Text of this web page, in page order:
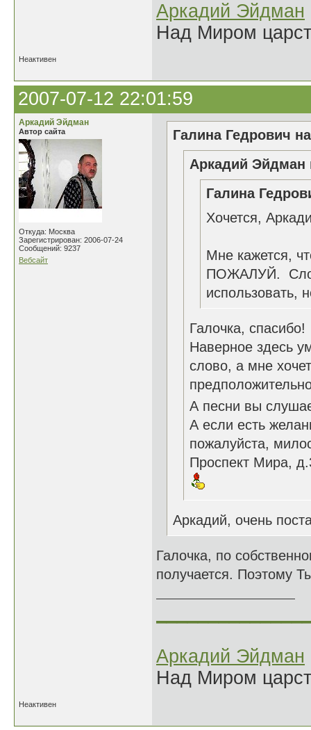
Аркадий Эйдман
Над Миром
Неактивен
2007-07-12 22:01:59
Аркадий Эйдман
Автор сайта
Откуда: Москва
Зарегистрирован: 2006-07-24
Сообщений: 9237
Вебсайт
Галина Гедрович
Аркадий Эйдман
Галина
Хочется,
Мне кажется,
ПОЖАЛУЙ.
использовать,
Галочка, спасибо!
Наверное здесь
слово, а мне
А песни вы
А если есть
пожалуйста,
Проспект Мира,
Аркадий, очень
Галочка, по
получается. Поэтому
Аркадий Эйдман
Над Миром
Неактивен